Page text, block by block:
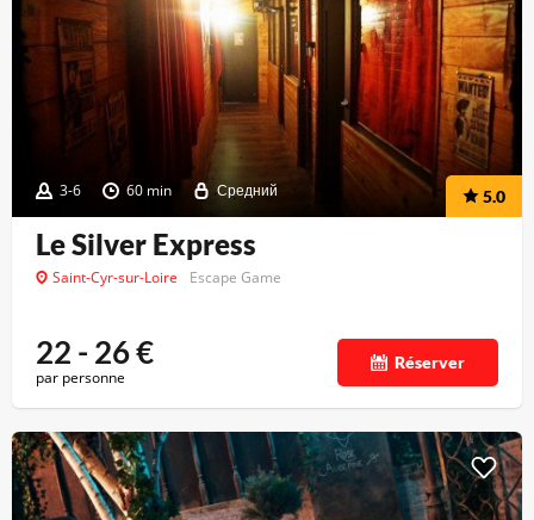
3-6 60 min Средний 5.0
Le Silver Express
Saint-Cyr-sur-Loire Escape Game
22 - 26€
par personne
Réserver